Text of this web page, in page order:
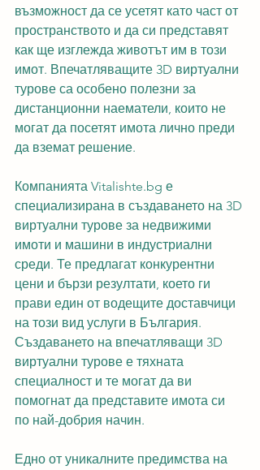
възможност да се усетят като част от
пространството и да си представят
как ще изглежда животът им в този
имот. Впечатляващите 3D виртуални
турове са особено полезни за
дистанционни наематели, които не
могат да посетят имота лично преди
да вземат решение.
Компанията Vitalishte.bg е
специализирана в създаването на 3D
виртуални турове за недвижими
имоти и машини в индустриални
среди. Те предлагат конкурентни
цени и бързи резултати, което ги
прави един от водещите доставчици
на този вид услуги в България.
Създаването на впечатляващи 3D
виртуални турове е тяхната
специалност и те могат да ви
помогнат да представите имота си
по най-добрия начин.
Едно от уникалните предимства на